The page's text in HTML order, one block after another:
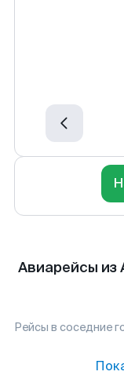
Авиарейсы
Рейсы в соседние